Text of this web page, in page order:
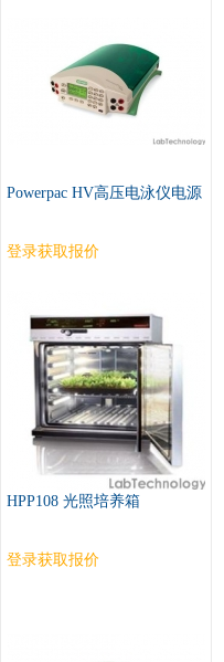
Powerpac HV高压电泳仪电源
登录获取报价
HPP108 光照培养箱
登录获取报价